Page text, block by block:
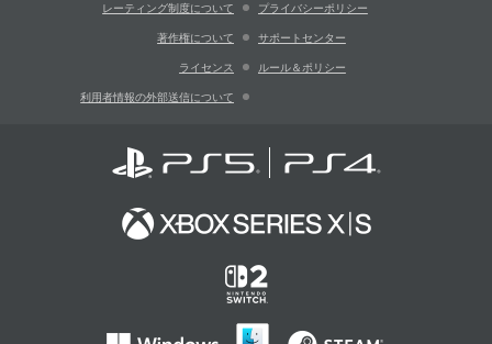
レーティング制度について プライバシーポリシー
著作権について サポートセンター
ライセンス ルール＆ポリシー
利用者情報の外部送信について